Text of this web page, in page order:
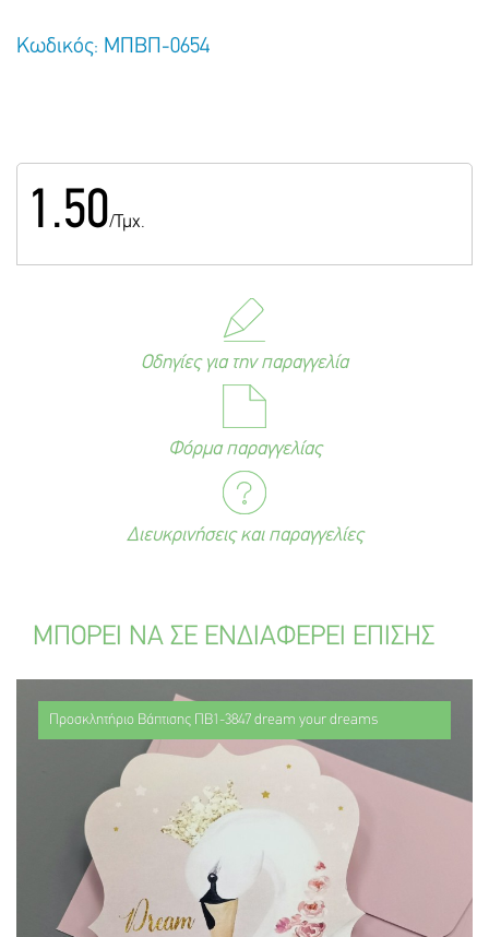
Κωδικός: ΜΠΒΠ-0654
1.50/Τμχ.
Οδηγίες για την παραγγελία
Φόρμα παραγγελίας
Διευκρινήσεις και παραγγελίες
ΜΠΟΡΕΙ ΝΑ ΣΕ ΕΝΔΙΑΦΕΡΕΙ ΕΠΙΣΗΣ
Προσκλητήριο Βάπτισης ΠΒ1-3847 dream your dreams